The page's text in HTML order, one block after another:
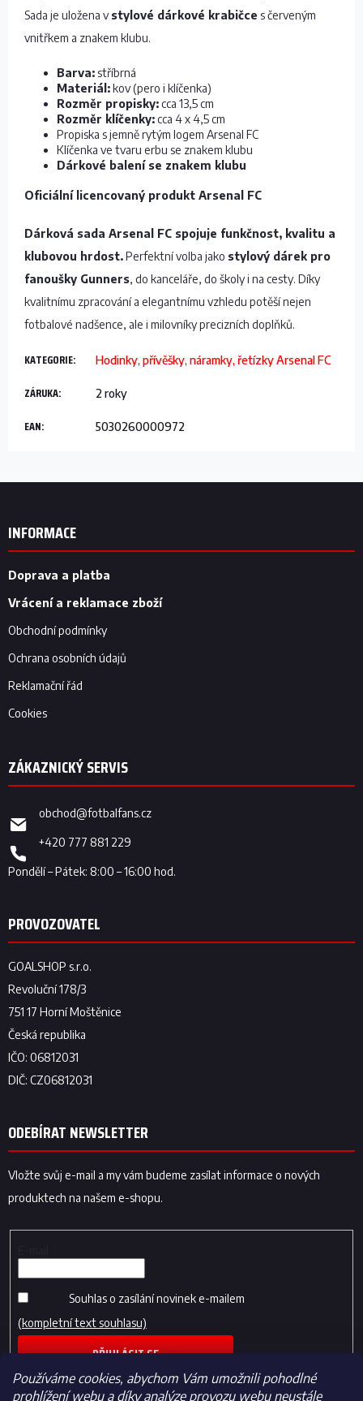
Používáme cookies, abychom Vám umožnili pohodlné
prohlížení webu a díky analýze provozu webu neustále
Sada je uložena vstylové dárkové krabičce s červeným
vnitřkem a znakem klubu.
Barva:stříbrná
Materiál:kov (pero i klíčenka)
Rozměr propisky:cca 13,5 cm
Rozměr klíčenky:cca 4 x 4,5 cm
Propiska s jemně rytým logem Arsenal FC
Klíčenka ve tvaru erbu se znakem klubu
Dárkové balení se znakem klubu
Oficiální licencovaný produkt Arsenal FC
Dárková sada Arsenal FC spojuje funkčnost, kvalitu a
klubovou hrdost.Perfektní volba jako stylový dárek pro
fanoušky Gunners, do kanceláře, do školy i na cesty. Díky
kvalitnímu zpracování a elegantnímu vzhledu potěší nejen
fotbalové nadšence, ale i milovníky precizních doplňků.
KATEGORIE: Hodinky, přívěšky, náramky, řetízky Arsenal FC
ZÁRUKA: 2 roky
EAN: 5030260000972
Z
INFORMACE
Doprava a platba
Vrácení a reklamace zboží
Obchodní podmínky
Ochrana osobních údajů
Reklamační řád
Cookies
obchod@fotbalfans.cz
+420 777 881 229
ODEBÍRAT NEWSLETTER
Vložte svůj e-mail a my vám budeme zasílat informace o nových
produktech na našem e-shopu.
Souhlas o zasílání novinek e-mailem
(kompletní text souhlasu)
PŘIHLÁSIT SE